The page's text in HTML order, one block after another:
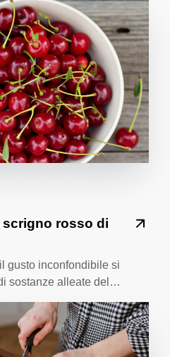
rosso di
gusto inconfondibile si
sostanze alleate del…